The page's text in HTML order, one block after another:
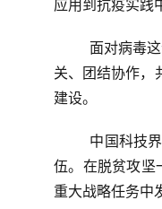
应用到抗疫实践
面对病毒
关、团结协作，
建设。
中国科技
伍。在脱贫攻坚
重大战略任务中